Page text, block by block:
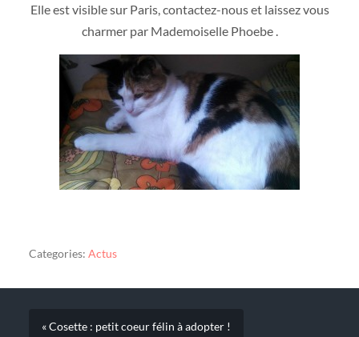
Elle est visible sur Paris, contactez-nous et laissez vous
charmer par Mademoiselle Phoebe .
Categories: Actus
« Cosette : petit coeur félin à adopter !